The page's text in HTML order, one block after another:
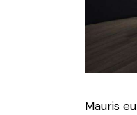
Mauris